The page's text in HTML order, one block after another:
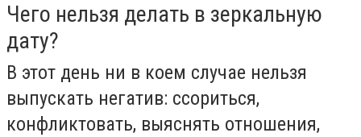
Чего нельзя делать в зеркальную
дату?
В этот день ни в коем случае нельзя
выпускать негатив: ссориться,
конфликтовать, выяснять отношения,